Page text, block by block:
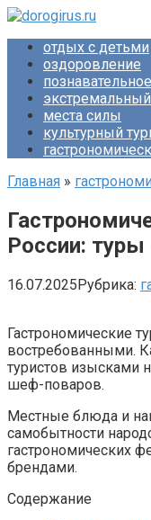
Перейти
контентуотдых с детьми
оздоровление
познавательное
места силы
культурный
Главная »
России:
16.07.2025Рубрика:
Гастрономические
востребованными.
туристов изысками
шеф-поваров.
Местные блюда и
самобытности
гастрономических
брендами.
Содержание